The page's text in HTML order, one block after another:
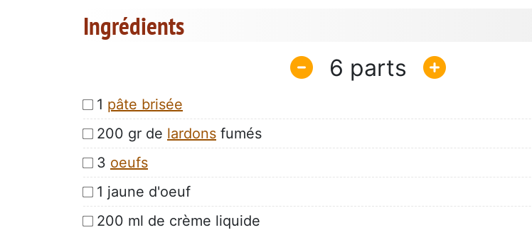
Ingrédients
6
1 pâte brisée
200 gr de lardons fumés
3 oeufs
1 jaune d'oeuf
200 ml de crème liquide